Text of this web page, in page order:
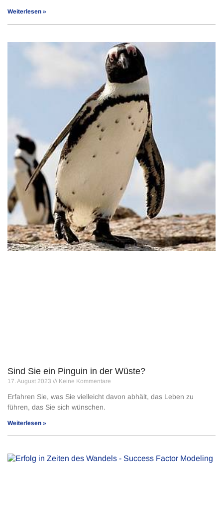
Weiterlesen »
Sind Sie ein Pinguin in der Wüste?
17. August 2023 Keine Kommentare
Erfahren Sie, was Sie vielleicht davon abhält, das Leben zu
führen, das Sie sich wünschen.
Weiterlesen »